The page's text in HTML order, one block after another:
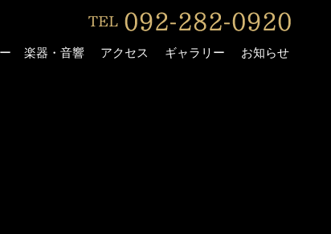
楽器・音響 アクセス ギャラリー お知らせ